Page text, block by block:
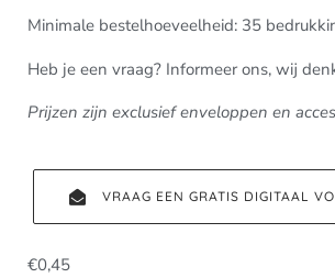
Minimale bestelhoeveelheid: 35
Heb je een vraag? Informeer ons, wij
Prijzen zijn exclusief enveloppen en
VRAAG EEN GRATIS DIGITAAL
€0,45